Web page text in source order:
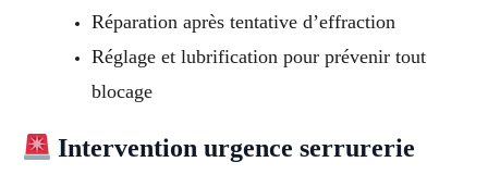
Réparation après tentative d’effraction
Réglage et lubrification pour prévenir tout
blocage
Intervention urgence serrurerie